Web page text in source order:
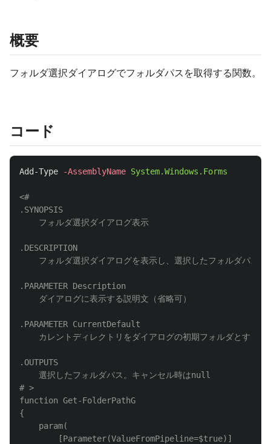
概要
フォルダ選択ダイアログでフォルダパスを取得する関数。
コード
Add-Type -AssemblyName System.Windows.Forms
.SYNOPSIS
    フォルダ選択ダイアログ表示
.DESCRIPTION
フォルダ選択ダイアログを表示し、選択したフォルダパスを
.PARAMETER Description
    ダイアログに表示する説明文（省略可）
.PARAMETER CurrentDefault
カレントディレクトリをダイアログの初期フォルダとするか
.OUTPUTS
    選択したフォルダパス。キャンセル時はnull
# >
function Get-FolderPathG
{
    param(
        [Parameter(ValueFromPipeline=$true)]